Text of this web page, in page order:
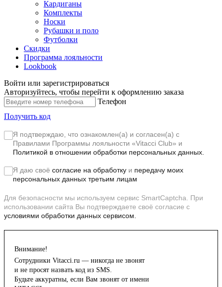
Кардиганы
Комплекты
Носки
Рубашки и поло
Футболки
Скидки
Программа лояльности
Lookbook
Войти или зарегистрироваться
Авторизуйтесь, чтобы перейти к оформлению заказа
Телефон
Получить код
Я подтверждаю, что ознакомлен(а) и согласен(а) с
Правилами Программы лояльности «Vitacci Club» и
Политикой в отношении обработки персональных данных.
Я даю своё согласие на обработку и передачу моих
персональных данных третьим лицам
Для безопасности мы используем сервис SmartCaptcha. При
использовании сайта Вы подтверждаете своё согласие с
условиями обработки данных сервисом.
Внимание!
Сотрудники Vitacci.ru — никогда не звонят
и не просят назвать код из SMS.
Будьте аккуратны, если Вам звонят от имени